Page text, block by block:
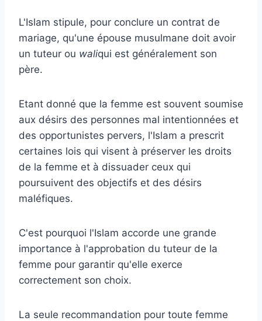
L'Islam stipule, pour conclure un contrat de
mariage, qu'une épouse musulmane doit avoir
un tuteur ou waliqui est généralement son
père.
Etant donné que la femme est souvent soumise
aux désirs des personnes mal intentionnées et
des opportunistes pervers, l'Islam a prescrit
certaines lois qui visent à préserver les droits
de la femme et à dissuader ceux qui
poursuivent des objectifs et des désirs
maléfiques.
C'est pourquoi l'Islam accorde une grande
importance à l'approbation du tuteur de la
femme pour garantir qu'elle exerce
correctement son choix.
La seule recommandation pour toute femme